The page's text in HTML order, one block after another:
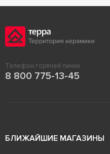
Телефон горячей линии
8 800 775-13-45
БЛИЖАЙШИЕ МАГАЗИНЫ